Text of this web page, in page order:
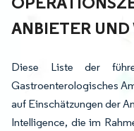
ANBIETER
Diese Liste der
Gastroenterologisches
auf Einschätzungen der
Intelligence, die im